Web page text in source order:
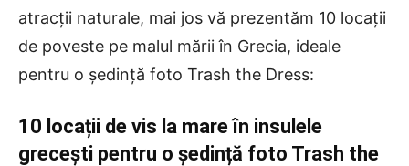
atracții naturale, mai jos vă prezentăm 10 locații
de poveste pe malul mării în Grecia, ideale
pentru o ședință foto Trash the Dress:
10 locații de vis la mare în insulele
grecești pentru o ședință foto Trash the